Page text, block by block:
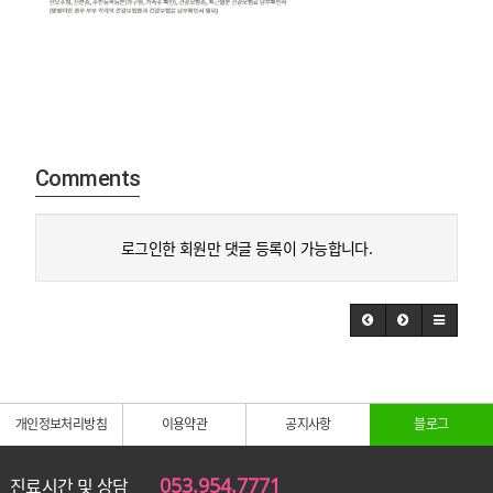
Comments
로그인한 회원만 댓글 등록이 가능합니다.
개인정보처리방침 이용약관 공지사항 블로그
진료시간 및 상담 053.954.7771